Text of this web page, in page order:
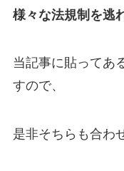
様々な法規制を逃
当記事に貼ってあ
すので、
是非そちらも合わ